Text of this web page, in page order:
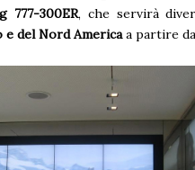
777-300ER, che servirà
e del Nord Americaa partire